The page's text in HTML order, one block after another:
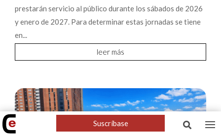
prestarán servicio al público durante los sábados de 2026
y enero de 2027. Para determinar estas jornadas se tiene
en...
leer más
Suscríbase 